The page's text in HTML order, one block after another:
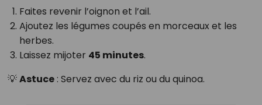
Faites revenir l’oignon et l’ail.
Ajoutez les légumes coupés en morceaux et les
herbes.
Laissez mijoter 45 minutes.
💡Astuce: Servez avec du riz ou du quinoa.